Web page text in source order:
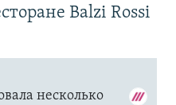
Balzi Rossi